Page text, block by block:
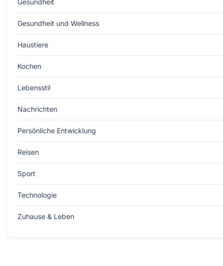
Gesundheit
Gesundheit und Wellness
Haustiere
Kochen
Lebensstil
Nachrichten
Persönliche Entwicklung
Reisen
Sport
Technologie
Zuhause & Leben